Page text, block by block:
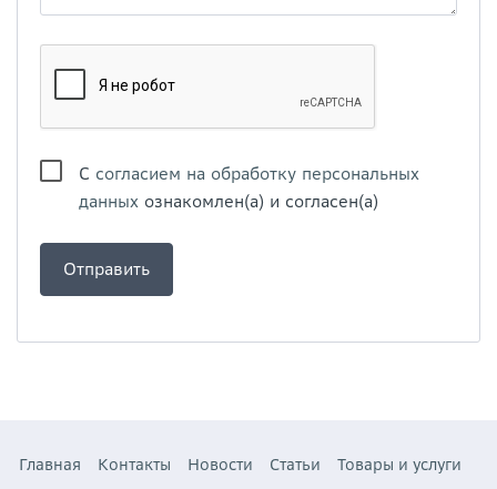
С согласием на обработку персональных
данных ознакомлен(а) и согласен(а)
Главная Контакты Новости Статьи Товары и услуги